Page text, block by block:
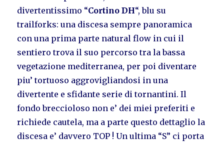
divertentissimo “Cortino DH“, blu su
trailforks: una discesa sempre panoramica
con una prima parte natural flow in cui il
sentiero trova il suo percorso tra la bassa
vegetazione mediterranea, per poi diventare
piu’ tortuoso aggrovigliandosi in una
divertente e sfidante serie di tornantini. Il
fondo breccioloso non e’ dei miei preferiti e
richiede cautela, ma a parte questo dettaglio la
discesa e’ davvero TOP ! Un ultima “S” ci porta